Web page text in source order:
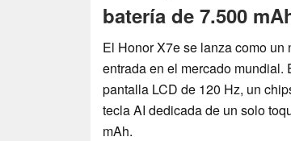
batería de 7.500
El Honor X7e se lanza como
entrada en el mercado
pantalla LCD de 120 Hz, un
tecla AI dedicada de un solo
mAh.